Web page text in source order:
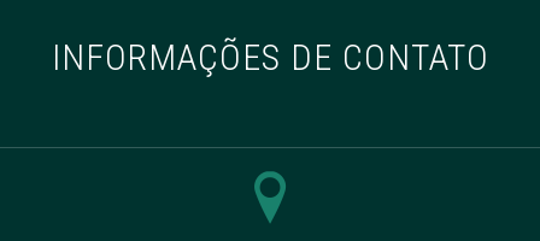
INFORMAÇÕES DE CONTATO